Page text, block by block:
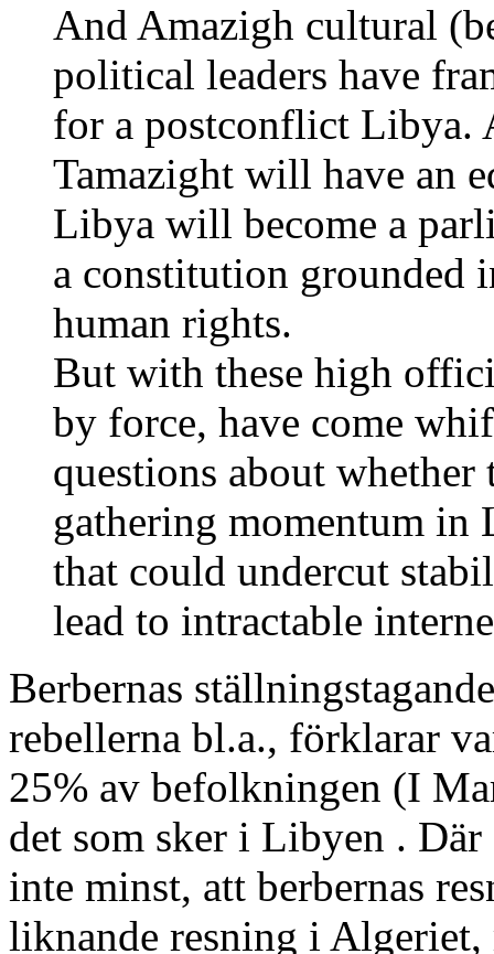
And Amazigh cultural
political leaders have
for a postconflict Libya.
Tamazight will have an
Libya will become a
a constitution grounded
human rights.
But with these high
by force, have come
questions about
gathering momentum in
that could undercut
lead to intractable
Berbernas
rebellerna bl.a., förklarar
25% av befolkningen (I
det som sker i Libyen .
inte minst, att berbernas
liknande resning i